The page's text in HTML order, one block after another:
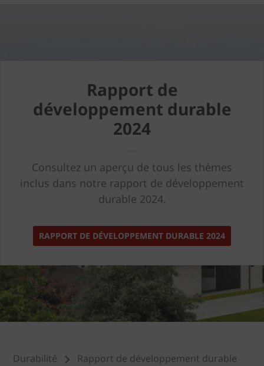
Rapport de
développement durable
2024
Consultez un aperçu de tous les thèmes
inclus dans notre rapport de développement
durable 2024.
RAPPORT DE DÉVELOPPEMENT DURABLE 2024
Durabilité
Rapport de développement durable